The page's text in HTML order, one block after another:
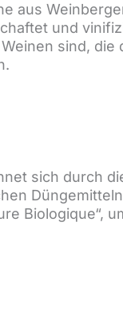
aus
und
sind,
sich durch
Biologique“,